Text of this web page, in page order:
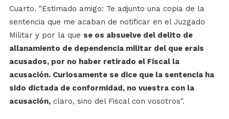
Cuarto. "Estimado amigo: Te adjunto una copia de la
sentencia que me acaban de notificar en el Juzgado
Militar y por la que se os absuelve del delito de
allanamiento de dependencia militar del que erais
acusados, por no haber retirado el Fiscal la
acusación. Curiosamente se dice que la sentencia ha
sido dictada de conformidad, no vuestra con la
acusación,claro, sino del Fiscal con vosotros".